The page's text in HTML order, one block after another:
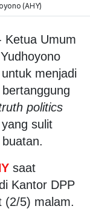
(AHY)
Ketua Umum
menjadi
politics
sulit
saat
Kantor DPP
(2/5) malam.